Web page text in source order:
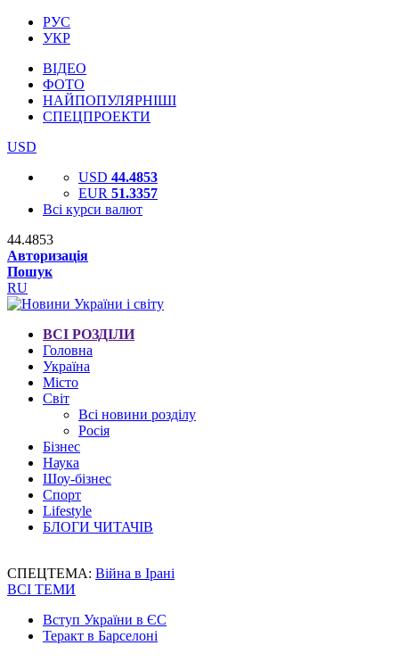
РУС
УКР
ВІДЕО
ФОТО
НАЙПОПУЛЯРНІШІ
СПЕЦПРОЕКТИ
USD
USD 44.4853
EUR 51.3357
Всі курси валют
44.4853
Авторизація
Пошук
RU
ВСІ РОЗДІЛИ
Головна
Україна
Місто
Світ
Всі новини розділу
Росія
Бізнес
Наука
Шоу-бізнес
Спорт
Lifestyle
БЛОГИ ЧИТАЧІВ
СПЕЦТЕМА: Війна в Ірані
ВСІ ТЕМИ
Вступ України в ЄС
Теракт в Барселоні